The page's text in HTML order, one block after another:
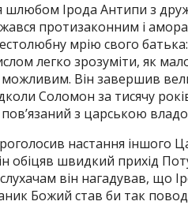
шлюбом Ірода Антипи з
протизаконним і
мрію свого
легко зрозуміти, як
можливим. Він завершив
Соломон за тисячу
з царською
настання іншого
обіцяв швидкий прихід
він нагадував, що
Божий став би так